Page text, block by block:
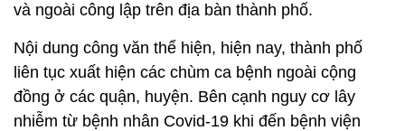
và ngoài công lập trên địa bàn thành phố.
Nội dung công văn thể hiện, hiện nay, thành phố
liên tục xuất hiện các chùm ca bệnh ngoài cộng
đồng ở các quận, huyện. Bên cạnh nguy cơ lây
nhiễm từ bệnh nhân Covid-19 khi đến bệnh viện